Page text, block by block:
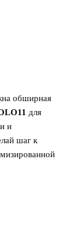
обширная
для
и
шаг к